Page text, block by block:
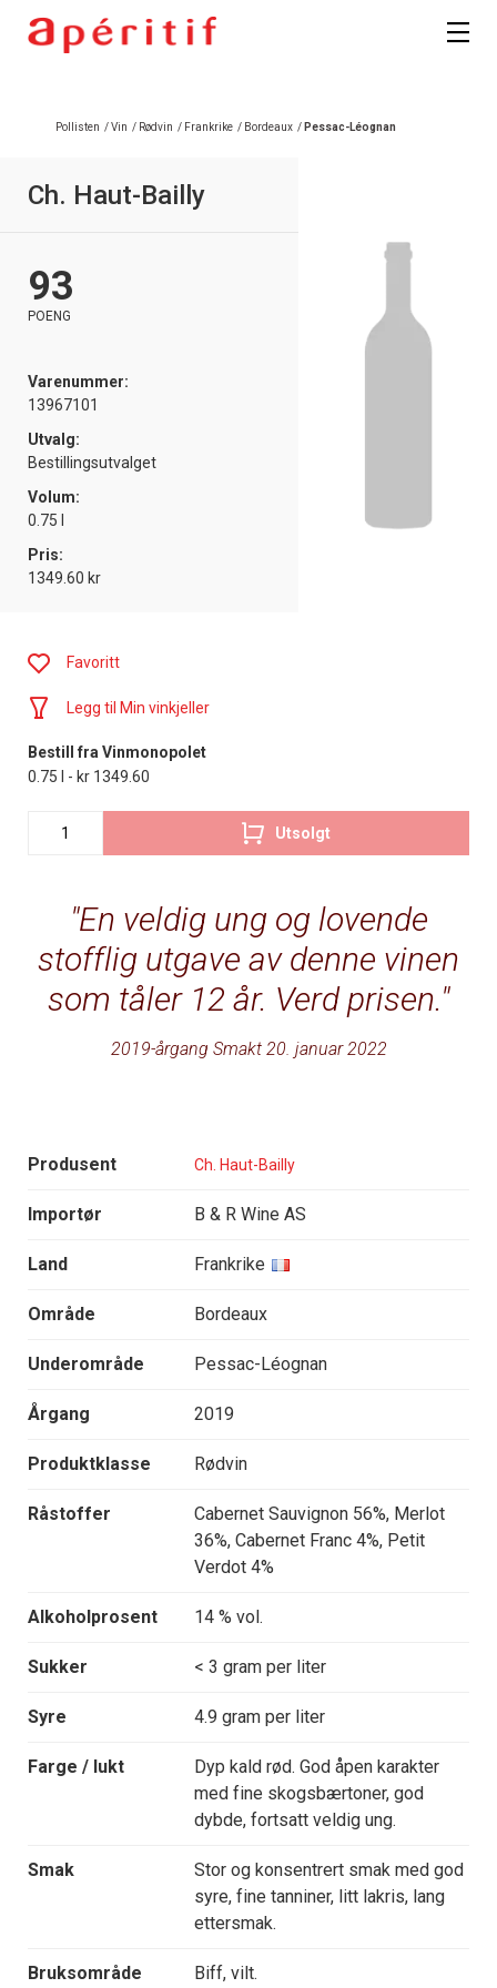
Pollisten /Vin / Rødvin / Frankrike / Bordeaux / Pessac-Léognan
Ch. Haut-Bailly
93
POENG
Varenummer:
13967101
Utvalg:
Bestillingsutvalget
Volum:
0.75 l
Pris:
1349.60 kr
En veldig ung og lovende
stofflig utgave av denne vinen
som tåler 12 år. Verd prisen.
2019-årgang Smakt 20. januar 2022
Produsent Ch. Haut-Bailly
Importør B & R Wine AS
Land Frankrike
Område Bordeaux
Underområde Pessac-Léognan
Årgang 2019
Produktklasse Rødvin
Råstoffer
Cabernet Sauvignon 56%, Merlot
36%, Cabernet Franc 4%, Petit
Verdot 4%
Alkoholprosent 14 % vol.
Sukker < 3 gram per liter
Syre 4.9 gram per liter
Farge / lukt
Dyp kald rød. God åpen karakter
med fine skogsbærtoner, god
dybde, fortsatt veldig ung.
Smak
Stor og konsentrert smak med god
syre, fine tanniner, litt lakris, lang
ettersmak.
Bruksområde Biff, vilt.
Favoritt
Legg til Min vinkjeller
Bestill fra Vinmonopolet
0.75 l - kr 1349.60
Utsolgt